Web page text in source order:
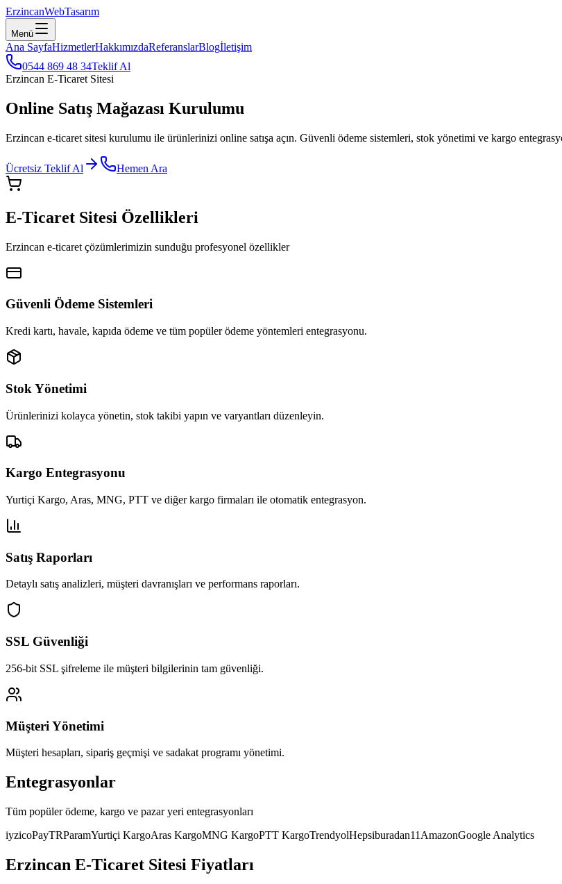
ErzincanWebTasarım
Menü
Ana SayfaHizmetlerHakkımızdaReferanslarBlogİletişim
0544 869 48 34Teklif Al
Erzincan E-Ticaret Sitesi
Online Satış Mağazası Kurulumu
Erzincan e-ticaret sitesi kurulumu ile ürünlerinizi online satışa açın. Güvenli ödeme sistemleri, stok yönetimi ve kargo
Ücretsiz Teklif Al Hemen Ara
E-Ticaret Sitesi Özellikleri
Erzincan e-ticaret çözümlerimizin sunduğu profesyonel özellikler
Güvenli Ödeme Sistemleri
Kredi kartı, havale, kapıda ödeme ve tüm popüler ödeme yöntemleri entegrasyonu.
Stok Yönetimi
Ürünlerinizi kolayca yönetin, stok takibi yapın ve varyantları düzenleyin.
Kargo Entegrasyonu
Yurtiçi Kargo, Aras, MNG, PTT ve diğer kargo firmaları ile otomatik entegrasyon.
Satış Raporları
Detaylı satış analizleri, müşteri davranışları ve performans raporları.
SSL Güvenliği
256-bit SSL şifreleme ile müşteri bilgilerinin tam güvenliği.
Müşteri Yönetimi
Müşteri hesapları, sipariş geçmişi ve sadakat programı yönetimi.
Entegrasyonlar
Tüm popüler ödeme, kargo ve pazar yeri entegrasyonları
iyzicoPayTRParamYurtiçi KargoAras KargoMNG KargoPTT KargoTrendyolHepsiburadan11 AmazonGoogle Analytics
Erzincan E-Ticaret Sitesi Fiyatları